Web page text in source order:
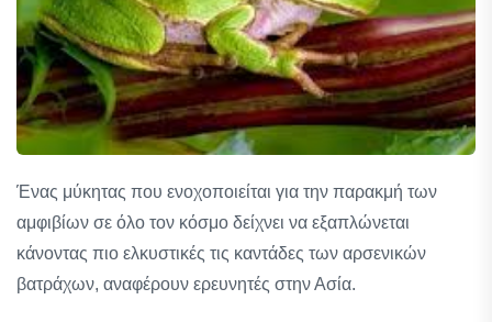
Ένας μύκητας που ενοχοποιείται για την παρακμή των
αμφιβίων σε όλο τον κόσμο δείχνει να εξαπλώνεται
κάνοντας πιο ελκυστικές τις καντάδες των αρσενικών
βατράχων, αναφέρουν ερευνητές στην Ασία.